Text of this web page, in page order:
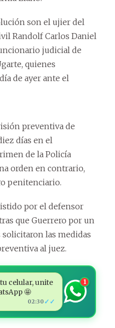
son el ujier del
Randolf Carlos Daniel
judicial de
quienes
de ayer ante el
preventiva de
días en el
de la Policía
orden en contrario,
penitenciario.
por el defensor
que Guerrero por un
las medidas
al juez.
celular, unite
🤩
02:30 ✓✓
1